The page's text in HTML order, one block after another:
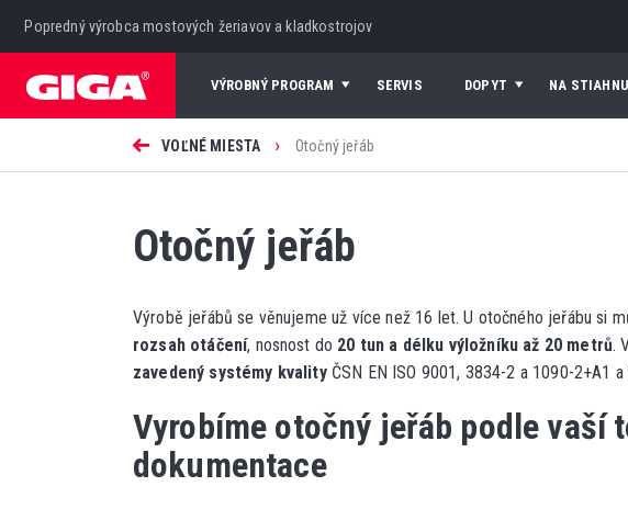
Popredný výrobca mostových žeriavov a kladkostrojov
VÝROBNÝ PROGRAM SERVIS DOPYT NA
VOĽNÉ MIESTA › Otočný jeřáb
Otočný jeřáb
Výrobě jeřábů se věnujeme už více než 16 let. U otočného jeřábu si
rozsah otáčení, nosnost do 20 tun a délku výložníku až 20 metrů.
zavedený systémy kvalityČSN EN ISO 9001, 3834-2 a 1090-2+A1 a
Vyrobíme otočný jeřáb podle vaší
dokumentace